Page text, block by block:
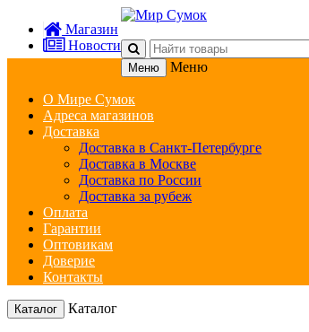
Магазин
Новости
Меню Меню
О Мире Сумок
Адреса магазинов
Доставка
Доставка в Санкт-Петербурге
Доставка в Москве
Доставка по России
Доставка за рубеж
Оплата
Гарантии
Оптовикам
Доверие
Контакты
Каталог Каталог